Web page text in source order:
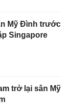
Mỹ Đình trước
Singapore
trở lại sân Mỹ